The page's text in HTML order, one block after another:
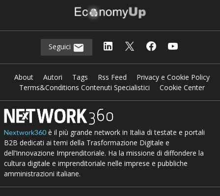
Seguici
About Autori Tags Rss Feed
Privacy e Cookie Policy
Terms&Conditions Contenuti Specialistici
Cookie Center
Nextwork360è il più grande network in Italia di testate e portali
B2B dedicati ai temi della Trasformazione Digitale e
dell’Innovazione Imprenditoriale. Ha la missione di diffondere la
cultura digitale e imprenditoriale nelle imprese e pubbliche
amministrazioni italiane.